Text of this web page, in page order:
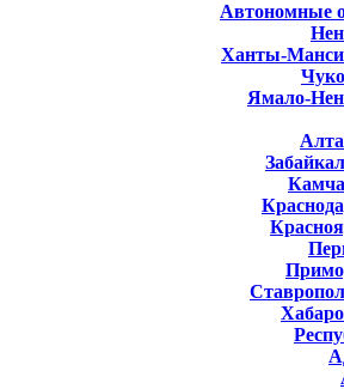
Автономные
Ханты-
Ямало-